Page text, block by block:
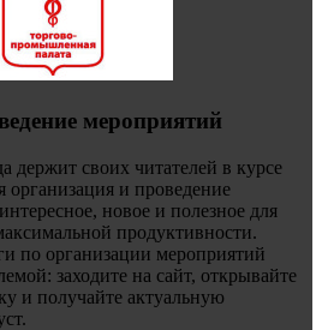
мероприятий
держит своих читателей в курсе
организация и проведение
новое и полезное для
продуктивности.
по организации мероприятий
заходите на сайт, открывайте
и получайте актуальную